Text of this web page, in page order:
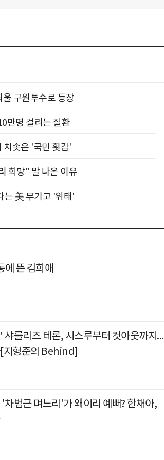
구원투수로 등장
만명 걸리는 질환
솟은 '국민 횟감'
희망" 말 나온 이유
는 美 무기고 '위태'
에 뜬 김희애
샤를리즈 테론, 시스루부터 컷아웃까지...
지형준의 Behind]
차범근 며느리'가 왜이리 예뻐? 한채아,